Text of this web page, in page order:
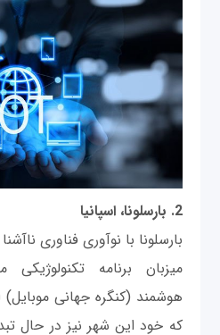
2. بارسلونا، اسپانیا
بارسلونا با نوآوری فناوری
میزبان برنامه
هوشمند (کنگره جهانی
که خود این شهر نیز در حال